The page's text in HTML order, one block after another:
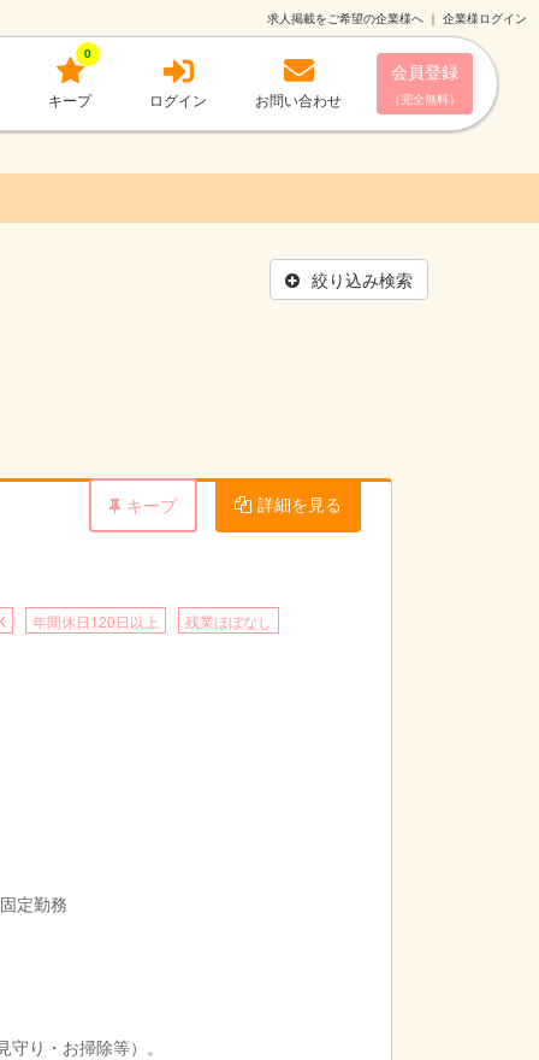
求人掲載をご希望の企業様へ ｜ 企業様ログイン
キープ
0
ログイン お問い合わせ
会員登録
（完全無料）
絞り込み検索
キープ 詳細を見る
年間休日120日以上
残業ほぼなし
定勤務
り・お掃除等）。